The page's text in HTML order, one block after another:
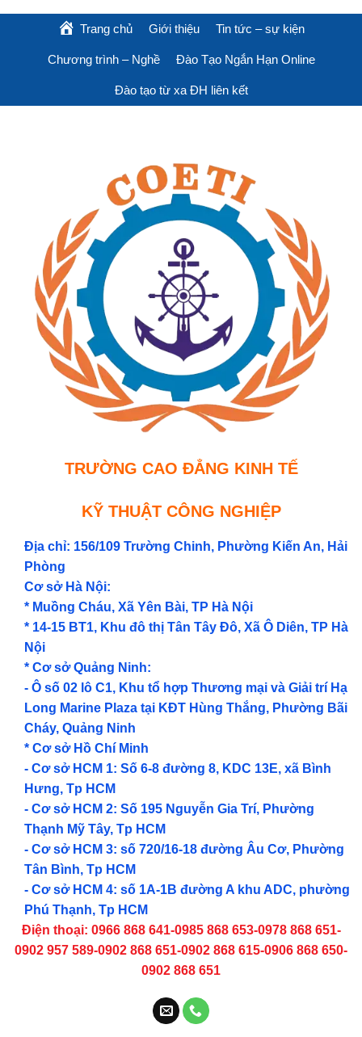
Trang chủ Giới thiệu Tin tức – sự kiện
Chương trình – Nghề Đào Tạo Ngắn Hạn Online
Đào tạo từ xa ĐH liên kết
TRƯỜNG CAO ĐẲNG KINH TẾ
KỸ THUẬT CÔNG NGHIỆP
Địa chỉ: 156/109 Trường Chinh, Phường Kiến An, Hải
Phòng
Cơ sở Hà Nội:
* Muồng Cháu, Xã Yên Bài, TP Hà Nội
* 14-15 BT1, Khu đô thị Tân Tây Đô, Xã Ô Diên, TP Hà
Nội
* Cơ sở Quảng Ninh:
- Ô số 02 lô C1, Khu tổ hợp Thương mại và Giải trí Hạ
Long Marine Plaza tại KĐT Hùng Thắng, Phường Bãi
Cháy, Quảng Ninh
* Cơ sở Hồ Chí Minh
- Cơ sở HCM 1: Số 6-8 đường 8, KDC 13E, xã Bình
Hưng, Tp HCM
- Cơ sở HCM 2: Số 195 Nguyễn Gia Trí, Phường
Thạnh Mỹ Tây, Tp HCM
- Cơ sở HCM 3: số 720/16-18 đường Âu Cơ, Phường
Tân Bình, Tp HCM
- Cơ sở HCM 4: số 1A-1B đường A khu ADC, phường
Phú Thạnh, Tp HCM
Điện thoại: 0966 868 641-0985 868 653-0978 868 651-
0902 957 589-0902 868 651-0902 868 615-0906 868 650-
0902 868 651